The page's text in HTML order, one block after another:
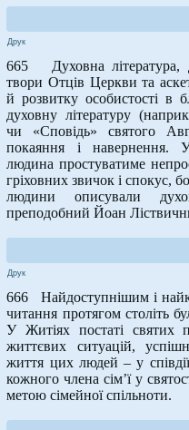
Друк
665 Духовна література,
твори Отців Церкви та
й розвитку особистості в
духовну літературу
чи «Сповідь» святого
покаяння і навернення.
людина простуватиме
гріховних звичок і спокус,
людини описували
преподобний Йоан
Друк
666 Найдоступнішим і
читання протягом століть
У Житіях постаті святих
життєвих ситуацій,
життя цих людей – у
кожного члена сім’ї у
метою сімейної спільноти.